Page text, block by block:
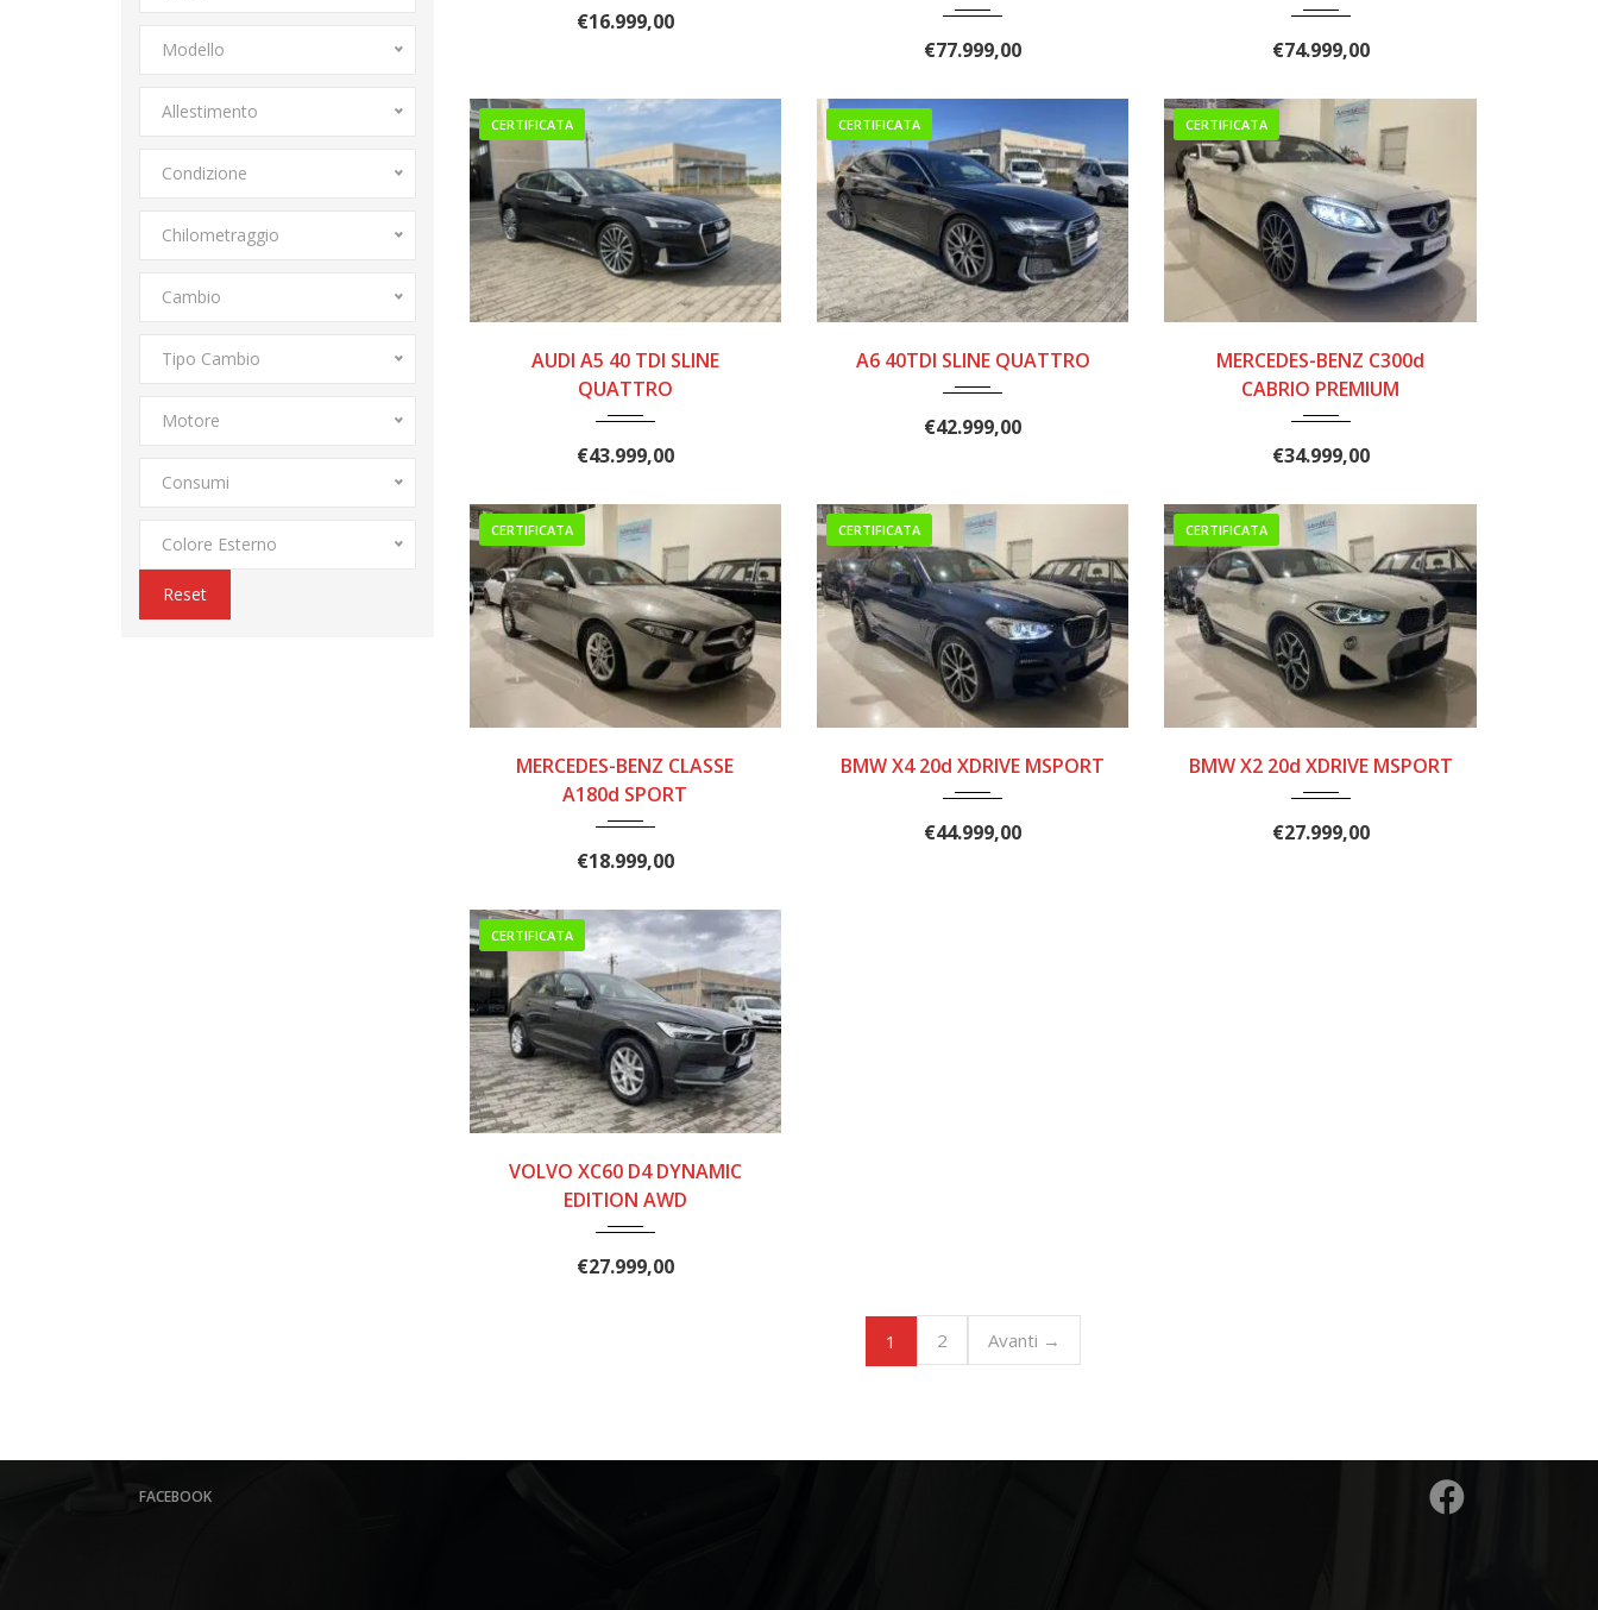
Modello
Allestimento
Condizione
Chilometraggio
Cambio
Tipo Cambio
Motore
Consumi
Colore Esterno
Reset
€16.999,00
€77.999,00 €74.999,00
CERTIFICATA
2020 49000
AUDI A5 40 TDI SLINE
QUATTRO
€43.999,00
CERTIFICATA
2018
9 MAR...
125000
A6 40TDI SLINE QUATTRO
€42.999,00
CERTIFICATA
2019
9 MAR...
170000
MERCEDES-BENZ C300d
CABRIO PREMIUM
€34.999,00
CERTIFICATA
2019
7 mar...
210000
MERCEDES-BENZ CLASSE
A180d SPORT
€18.999,00
CERTIFICATA
2020
8 MAR...
150000
BMW X4 20d XDRIVE MSPORT
€44.999,00
CERTIFICATA
2018
8 MAR...
200000
BMW X2 20d XDRIVE MSPORT
€27.999,00
CERTIFICATA
2019
8 MAR...
165000
VOLVO XC60 D4 DYNAMIC
EDITION AWD
€27.999,00
1 2 Avanti →
FACEBOOK